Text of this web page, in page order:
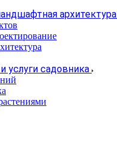
архитектура
услуги садовника